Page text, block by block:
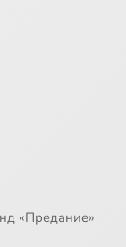
«Предание»